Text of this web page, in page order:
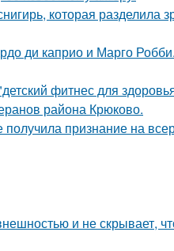
которая разделила
ди каприо и Марго Робби.
фитнес для
района Крюково.
признание на
и не скрывает,